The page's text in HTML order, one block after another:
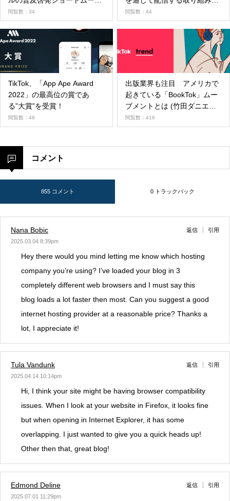
ーを発信
閲覧数：34
開始
閲覧数：44
TikTok、「App Ape Award
2022」の最高位の賞であ
る”大賞”を受賞！
閲覧数：48
出版業界も注目 アメリカで
起きている「BookTok」ムー
ブメントとは (竹田ダニエ
ル）
閲覧数：416
コメント
855 コメント 0 トラックバック
Nana Bobic
2025.03.04 8:39pm
返信 引用
Hey there would you mind letting me know which hosting
company you’re using? I’ve loaded your blog in 3
completely different web browsers and I must say this
blog loads a lot faster then most. Can you suggest a good
internet hosting provider at a reasonable price? Thanks a
lot, I appreciate it!
Tula Vandunk
2025.04.14 10:14pm
返信 引用
Hi, I think your site might be having browser compatibility
issues. When I look at your website in Firefox, it looks fine
but when opening in Internet Explorer, it has some
overlapping. I just wanted to give you a quick heads up!
Other then that, great blog!
Edmond Deline
2025.07.01 11:29pm
返信 引用